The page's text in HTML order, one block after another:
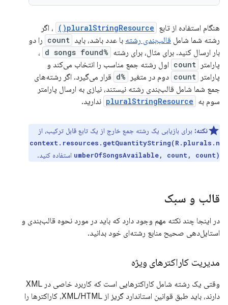
هنگام استفاده از تابع pluralStringResource()
، اگر
رشته شما شامل قالب‌بندی رشته با عدد باشد، باید count را دو
بار ارسال کنید. برای مثال، برای رشته %d songs found
،
پارامتر
count اول رشته جمع مناسب را انتخاب می‌کند و
پارامتر
count دوم در متغیر %d
قرار می‌گیرد. اگر رشته‌های
جمع شما شامل قالب‌بندی رشته نیستند، نیازی به ارسال پارامتر
سوم به pluralStringResource ندارید.
نکته: برای بازیابی یک رشته جمع خارج از یک تابع قابل ترکیب، از
context.resources.getQuantityString(R.plurals.n
umberOfSongsAvailable, count, count) استفاده کنید.
قالب و سبک
در اینجا چند نکته مهم وجود دارد که باید در مورد نحوه قالب‌بندی و
استایل‌دهی صحیح منابع رشته‌ای خود بدانید.
مدیریت کاراکترهای ویژه
وقتی یک رشته شامل کاراکترهایی است که کاربرد خاصی در XML
دارند، باید طبق قوانین استاندارد گریز از XML/HTML، کاراکترها را